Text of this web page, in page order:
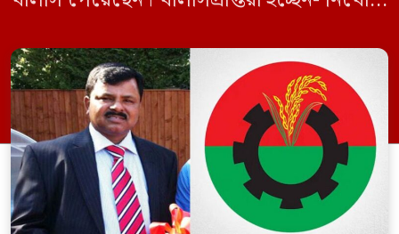
ইফতেখার আহমদ দিনারসহ ৩৮ জন নেতাকর্মী।
মঙ্গলবার দুপুরে মামলার দীর্ঘ শুনানি ও সাক্ষ্য-
প্রমাণ জেরা শেষে আসামিরা নির্দোষ প্রমাণিত
হওয়ায় খালাস দেন বিচারক। মানবপাচার […]